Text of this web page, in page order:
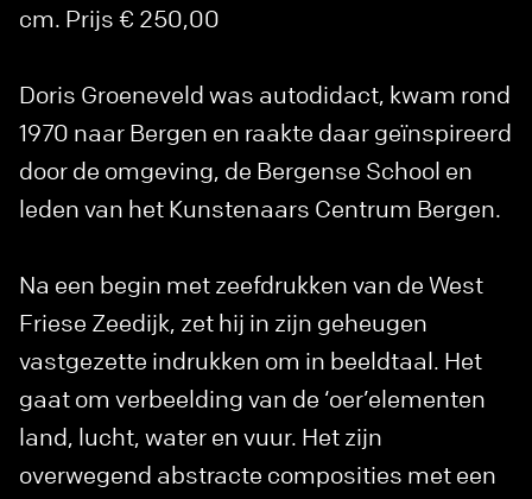
cm. Prijs € 250,00
Doris Groeneveld was autodidact, kwam rond
1970 naar Bergen en raakte daar geïnspireerd
door de omgeving, de Bergense School en
leden van het Kunstenaars Centrum Bergen.
Na een begin met zeefdrukken van de West
Friese Zeedijk, zet hij in zijn geheugen
vastgezette indrukken om in beeldtaal. Het
gaat om verbeelding van de ‘oer’elementen
land, lucht, water en vuur. Het zijn
overwegend abstracte composities met een